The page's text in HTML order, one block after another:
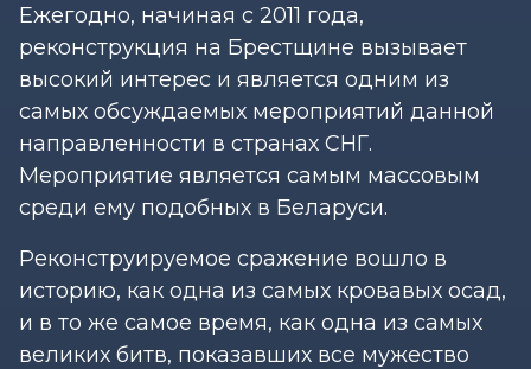
Ежегодно, начиная с 2011 года,
реконструкция на Брестщине вызывает
высокий интерес и является одним из
самых обсуждаемых мероприятий данной
направленности в странах СНГ.
Мероприятие является самым массовым
среди ему подобных в Беларуси.
Реконструируемое сражение вошло в
историю, как одна из самых кровавых осад,
и в то же самое время, как одна из самых
великих битв, показавших все мужество